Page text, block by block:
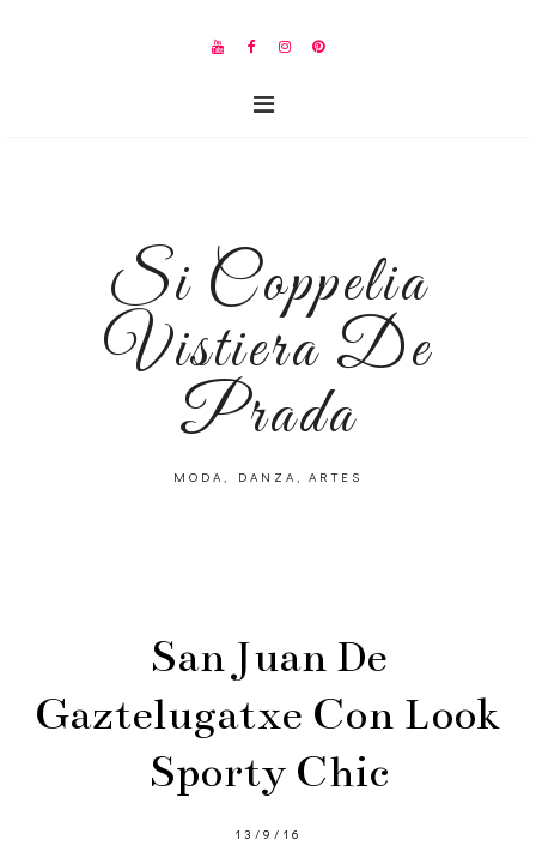
Si Coppelia
Vistiera De
Prada
MODA, DANZA, ARTES
San Juan De
Gaztelugatxe Con Look
Sporty Chic
13/9/16